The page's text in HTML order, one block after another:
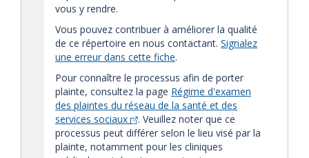
vous y rendre.
Vous pouvez contribuer à améliorer la qualité
de ce répertoire en nous contactant. Signalez
une erreur dans cette fiche.
Pour connaître le processus afin de porter
plainte, consultez la page Régime d'examen
des plaintes du réseau de la santé et des
services sociaux
. Veuillez noter que ce
processus peut différer selon le lieu visé par la
plainte, notamment pour les cliniques